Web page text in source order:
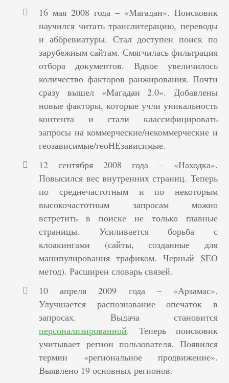
16 мая 2008 года – «Магадан». Поисковик
научился читать транслитерацию, переводы
и аббревиатуры. Стал доступен поиск по
зарубежным сайтам. Смягчилась фильтрация
отбора документов. Вдвое увеличилось
количество факторов ранжирования. Почти
сразу вышел «Магадан 2.0». Добавлены
новые факторы, которые учли уникальность
контента и стали классифицировать
запросы на коммерческие/некоммерческие и
геозависимые/геоНЕзависимые.
12 сентября 2008 года – «Находка».
Повысился вес внутренних страниц. Теперь
по среднечастотным и по некоторым
высокочастотным запросам можно
встретить в поиске не только главные
страницы. Усиливается борьба с
клоакингами (сайты, созданные для
манипулирования трафиком. Черный SEO
метод). Расширен словарь связей.
10 апреля 2009 года – «Арзамас».
Улучшается распознавание опечаток в
запросах. Выдача становится
персонализированной. Теперь поисковик
учитывает регион пользователя. Появился
термин «региональное продвижение».
Выявлено 19 основных регионов.